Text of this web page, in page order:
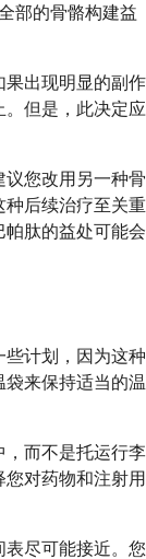
部的骨骼构建益
果出现明显的副作
。但是，此决定应
您改用另一种骨
种后续治疗至关重
肽的益处可能会
计划，因为这种
来保持适当的温
，而不是托运行李
对药物和注射用
尽可能接近。您